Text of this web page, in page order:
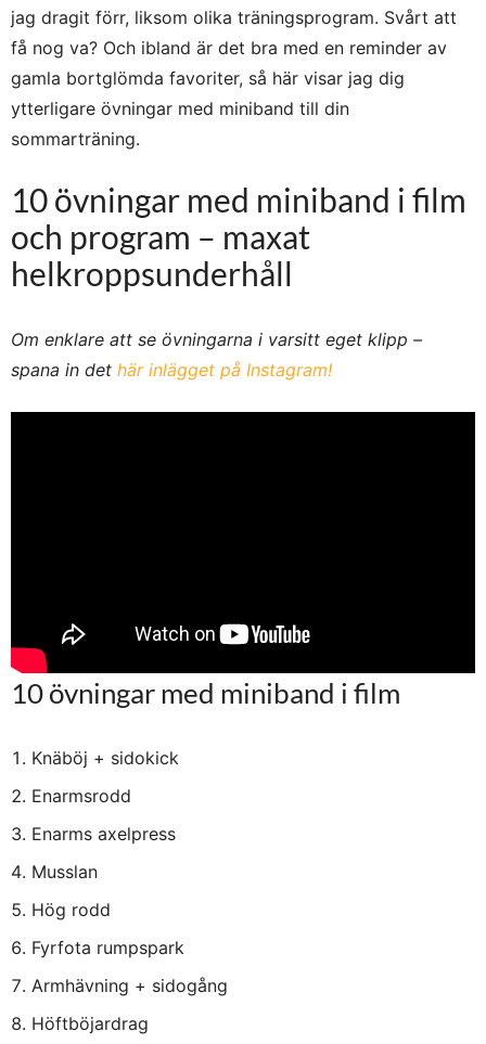
jag dragit förr, liksom olika träningsprogram. Svårt att
få nog va? Och ibland är det bra med en reminder av
gamla bortglömda favoriter, så här visar jag dig
ytterligare övningar med miniband till din
sommarträning.
10 övningar med miniband i film
och program – maxat
helkroppsunderhåll
Om enklare att se övningarna i varsitt eget klipp –
spana in det här inlägget på Instagram!
10 övningar med miniband i film
Knäböj + sidokick
Enarmsrodd
Enarms axelpress
Musslan
Hög rodd
Fyrfota rumpspark
Armhävning + sidogång
Höftböjardrag